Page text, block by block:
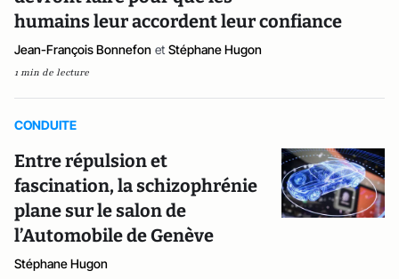
humains leur accordent leur confiance
Jean-François Bonnefon et Stéphane Hugon
1 min de lecture
CONDUITE
Entre répulsion et
fascination, la schizophrénie
plane sur le salon de
l’Automobile de Genève
Stéphane Hugon